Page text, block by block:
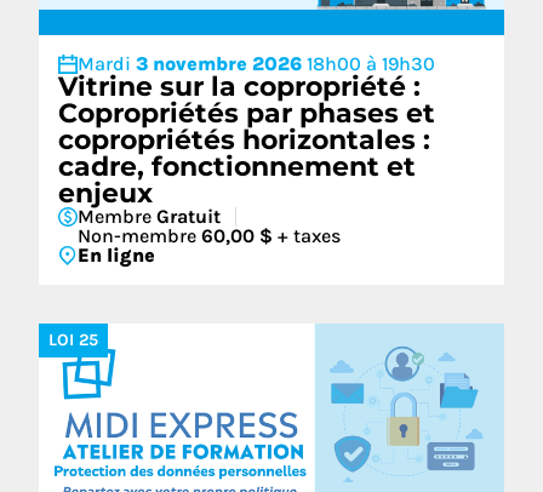
Mardi 3 novembre 2026 18h00 à 19h30
Vitrine sur la copropriété :
Copropriétés par phases et
copropriétés horizontales :
cadre, fonctionnement et
enjeux
Membre Gratuit
Non-membre 60,00 $ + taxes
En ligne
LOI 25